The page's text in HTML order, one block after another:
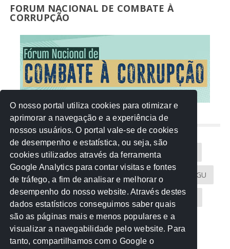
FORUM NACIONAL DE COMBATE À
CORRUPÇÃO
NUVEM DE TAGS
Acontece na Rede AGU AMM
Atricon Audicom CAU-MT CGU
CREA-MT Eventos MPC-MT MPE-MT
MPF Notícias PF PGE-MT PGR
Receita Federal Sem categoria
O nosso portal utiliza cookies para otimizar e
aprimorar a navegação e a experiência de
nossos usuários. O portal vale-se de cookies
de desempenho e estatística, ou seja, são
cookies utilizados através da ferramenta
Google Analytics para contar visitas e fontes
de tráfego, a fim de analisar e melhorar o
desempenho do nosso website. Através destes
dados estatísticos conseguimos saber quais
são as páginas mais e menos populares e a
visualizar a navegabilidade pelo website. Para
tanto, compartilhamos com o Google o